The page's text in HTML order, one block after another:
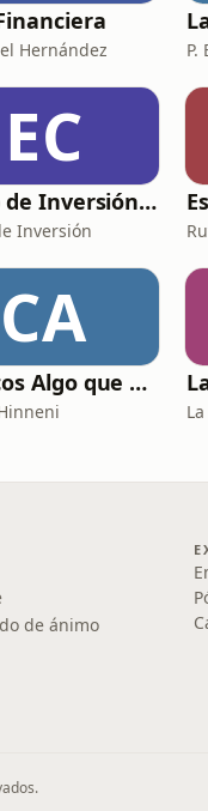
Hernández
EC
El Club de Inversión podcast
Inversión
CA
Católicos Algo que Saber
de ánimo